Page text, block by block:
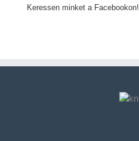
Keressen minket a Facebookon!